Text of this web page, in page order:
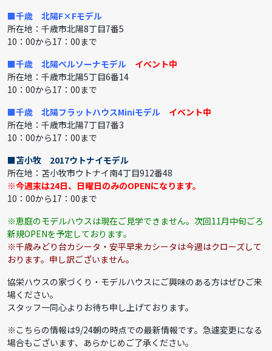
■千歳 北陽F×Fモデル
所在地：千歳市北陽8丁目7番5
10：00から17：00まで
■千歳 北陽ぺルソーナモデル
イベント中
所在地：千歳市北陽5丁目6番14
10：00から17：00まで
■千歳 北陽フラットハウスMiniモデル
イベント中
所在地：千歳市北陽7丁目7番3
10：00から17：00まで
■苫小牧 2017ウトナイモデル
所在地：苫小牧市ウトナイ南4丁目912番48
※今週末は24日、日曜日のみのOPENになります。
10：00から17：00まで
※恵庭のモデルハウスは現在ご見学できません。次回11月中旬ごろ
新規OPENを予定しております。
※千歳みどり台カシータ・安平早来カシータは今週はクローズして
おります。申し訳ございません。
協栄ハウスの家づくり・モデルハウスにご興味のある方はぜひご来
場ください。
スタッフ一同心よりお待ち申し上げております。
※こちらの情報は9/24朝の時点での最新情報です。急遽変更になる
場合もございます、あらかじめご了承ください。